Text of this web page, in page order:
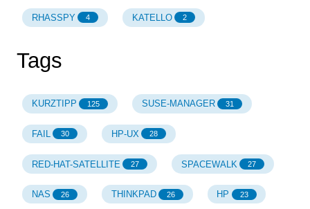
RHASSPY 4 KATELLO 2
Tags
KURZTIPP 125 SUSE-MANAGER 31
FAIL 30 HP-UX 28
RED-HAT-SATELLITE 27 SPACEWALK 27
NAS 26 THINKPAD 26 HP 23